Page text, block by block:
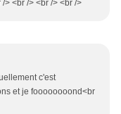
> <br /> <br /> <br />
c'est
et je foooooooond<br